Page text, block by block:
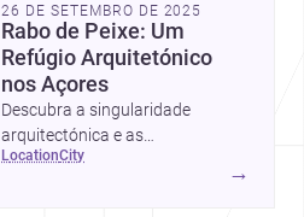
26 DE SETEMBRO DE 2025
Rabo de Peixe: Um
Refúgio Arquitetónico
nos Açores
Descubra a singularidade
arquitectónica e as
oportunidades de construção em
location city
→